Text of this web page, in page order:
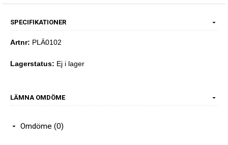
SPECIFIKATIONER
Artnr: PLÄ0102
Lagerstatus: Ej i lager
LÄMNA OMDÖME
Omdöme (0)